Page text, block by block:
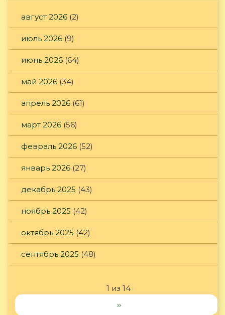
август 2026 (2)
июль 2026 (9)
июнь 2026 (64)
май 2026 (34)
апрель 2026 (61)
март 2026 (56)
февраль 2026 (52)
январь 2026 (27)
декабрь 2025 (43)
ноябрь 2025 (42)
октябрь 2025 (42)
сентябрь 2025 (48)
1 из 14
››